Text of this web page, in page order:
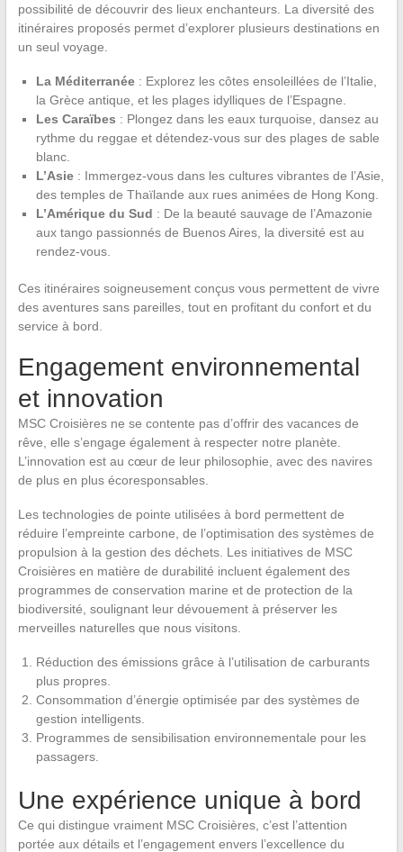
possibilité de découvrir des lieux enchanteurs. La diversité des
itinéraires proposés permet d’explorer plusieurs destinations en
un seul voyage.
La Méditerranée: Explorez les côtes ensoleillées de l’Italie,
la Grèce antique, et les plages idylliques de l’Espagne.
Les Caraïbes : Plongez dans les eaux turquoise, dansez au
rythme du reggae et détendez-vous sur des plages de sable
blanc.
L’Asie: Immergez-vous dans les cultures vibrantes de l’Asie,
des temples de Thaïlande aux rues animées de Hong Kong.
L’Amérique du Sud : De la beauté sauvage de l’Amazonie
aux tango passionnés de Buenos Aires, la diversité est au
rendez-vous.
Ces itinéraires soigneusement conçus vous permettent de vivre
des aventures sans pareilles, tout en profitant du confort et du
service à bord.
Engagement environnemental
et innovation
MSC Croisières ne se contente pas d’offrir des vacances de
rêve, elle s’engage également à respecter notre planète.
L’innovation est au cœur de leur philosophie, avec des navires
de plus en plus écoresponsables.
Les technologies de pointe utilisées à bord permettent de
réduire l’empreinte carbone, de l’optimisation des systèmes de
propulsion à la gestion des déchets. Les initiatives de MSC
Croisières en matière de durabilité incluent également des
programmes de conservation marine et de protection de la
biodiversité, soulignant leur dévouement à préserver les
merveilles naturelles que nous visitons.
Réduction des émissions grâce à l’utilisation de carburants
plus propres.
Consommation d’énergie optimisée par des systèmes de
gestion intelligents.
Programmes de sensibilisation environnementale pour les
passagers.
Une expérience unique à bord
Ce qui distingue vraiment MSC Croisières, c’est l’attention
portée aux détails et l’engagement envers l’excellence du